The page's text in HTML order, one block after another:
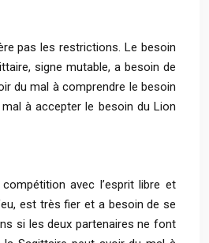
pas les restrictions. Le besoin
signe mutable, a besoin de
du mal à comprendre le besoin
à accepter le besoin du Lion
avec l’esprit libre et
est très fier et a besoin de se
si les deux partenaires ne font